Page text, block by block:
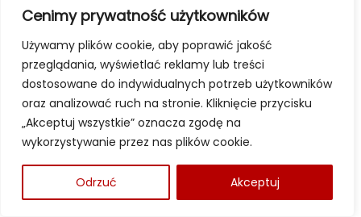
Cenimy prywatność użytkowników
Używamy plików cookie, aby poprawić jakość
przeglądania, wyświetlać reklamy lub treści
dostosowane do indywidualnych potrzeb użytkowników
oraz analizować ruch na stronie. Kliknięcie przycisku
„Akceptuj wszystkie” oznacza zgodę na
wykorzystywanie przez nas plików cookie.
Odrzuć Akceptuj